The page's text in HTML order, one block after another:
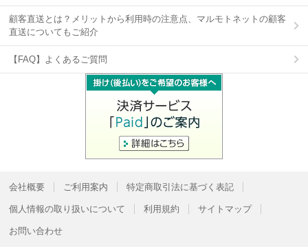
顧客直送とは？メリットから利用時の注意点、マルモトネットの顧客
直送についてもご紹介
【FAQ】よくあるご質問
会社概要 ご利用案内 特定商取引法に基づく表記
個人情報の取り扱いについて 利用規約 サイトマップ
お問い合わせ